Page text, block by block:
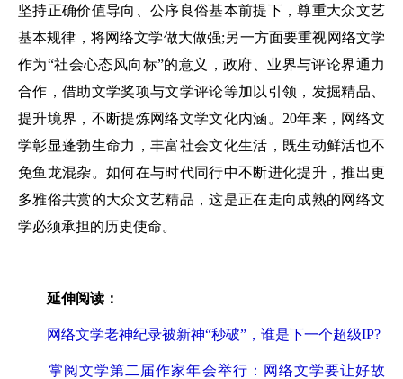
坚持正确价值导向、公序良俗基本前提下，尊重大众文艺
基本规律，将网络文学做大做强;另一方面要重视网络文学
作为“社会心态风向标”的意义，政府、业界与评论界通力
合作，借助文学奖项与文学评论等加以引领，发掘精品、
提升境界，不断提炼网络文学文化内涵。20年来，网络文
学彰显蓬勃生命力，丰富社会文化生活，既生动鲜活也不
免鱼龙混杂。如何在与时代同行中不断进化提升，推出更
多雅俗共赏的大众文艺精品，这是正在走向成熟的网络文
学必须承担的历史使命。
延伸阅读：
网络文学老神纪录被新神“秒破”，谁是下一个超级IP?
掌阅文学第二届作家年会举行：网络文学要让好故